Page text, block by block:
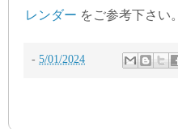
レンダー をご参考下さい。
- 5/01/2024